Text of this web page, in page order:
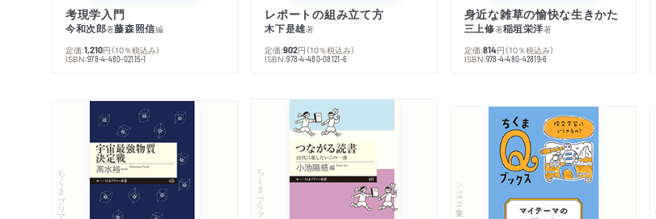
考現学入門
今和次郎著藤森照信編
定価:1,210円 （10％税込み）
ISBN:978-4-480-02115-1
レポートの組み立て方
木下是雄著
定価:902円 （10％税込み）
ISBN:978-4-480-08121-6
身近な雑草の愉快な生きかた
三上修著稲垣栄洋著
定価:814円 （10％税込み）
ISBN:978-4-480-42819-6
ちくまプリマー新書 ちくまプリマー新書 シリーズ・全集